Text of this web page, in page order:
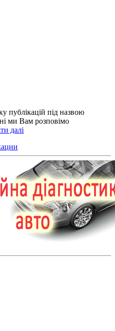
публікацій під назвою
ми Вам розповімо
далі